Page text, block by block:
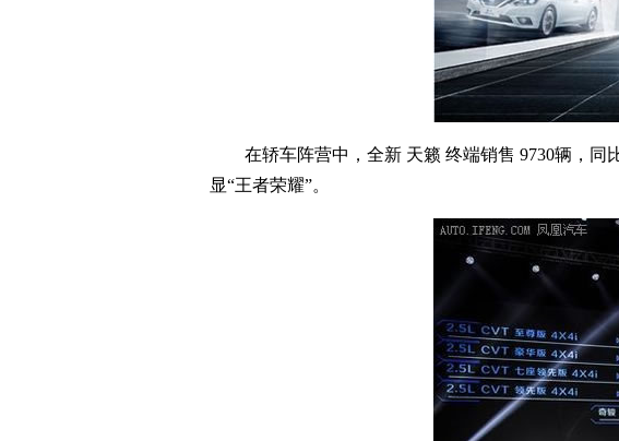
在轿车阵营中，全新 天籁 终端销售 9730辆，同比
显“王者荣耀”。